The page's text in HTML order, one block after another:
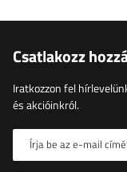
Csatlakozz
Iratkozzon fel
és akcióinkról.
Írja be az e-mail